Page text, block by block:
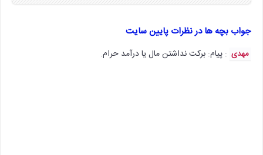
جواب بچه ها در نظرات پایین سایت
مهدی : پیام: برکت نداشتن مال یا درآمد حرام.